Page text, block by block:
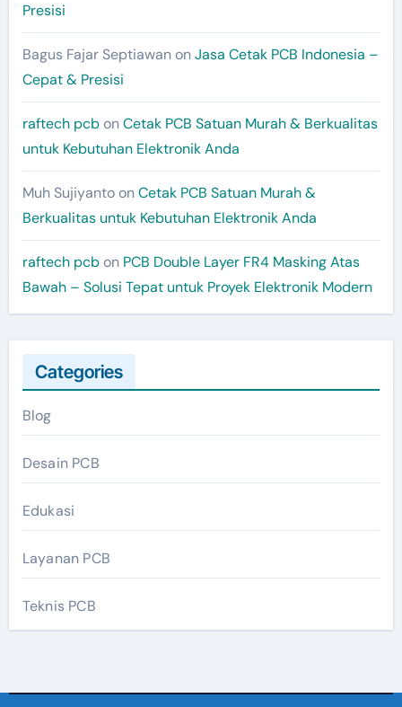
Presisi
Bagus Fajar SeptiawanonJasa Cetak PCB Indonesia –
Cepat & Presisi
raftech pcbonCetak PCB Satuan Murah & Berkualitas
untuk Kebutuhan Elektronik Anda
Muh SujiyantoonCetak PCB Satuan Murah &
Berkualitas untuk Kebutuhan Elektronik Anda
raftech pcbon PCB Double Layer FR4 Masking Atas
Bawah – Solusi Tepat untuk Proyek Elektronik Modern
Categories
Blog
Desain PCB
Edukasi
Layanan PCB
Teknis PCB